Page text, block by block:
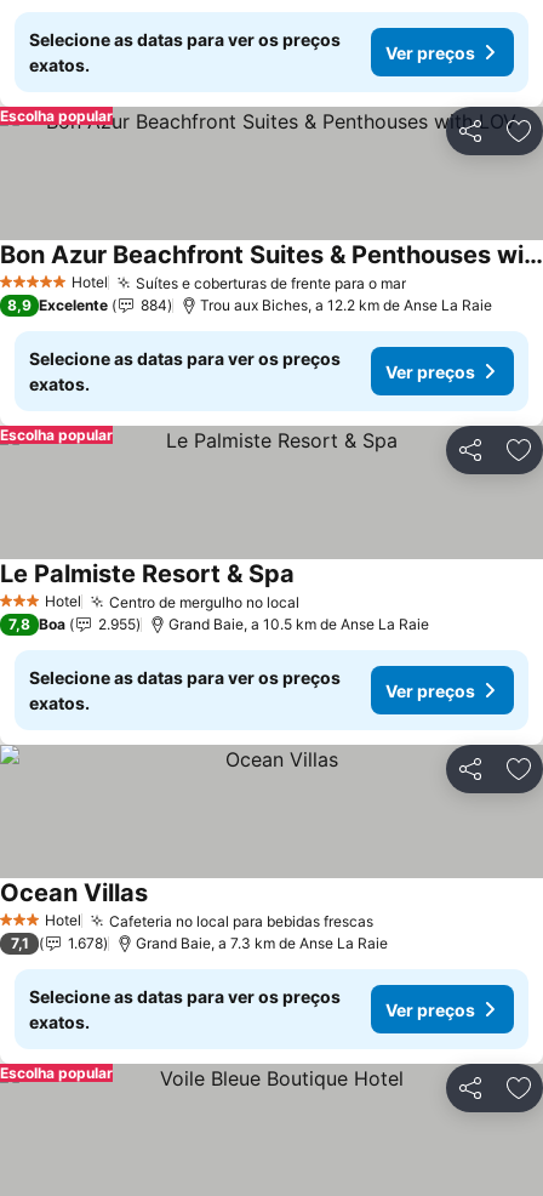
Selecione as datas para ver os preços
exatos.
Ver preços
Partilhar
Escolha popular
5 Estrelas Hotel Suítes e coberturas de frente para o marVer preços
Bon Azur Beachfront Suites & Penthouses with LOV
Ver preços
8,9 Excelente 884 Trou aux Biches, a 12.2 km de Anse La Raie
Selecione as datas para ver os preços
exatos.
Ver preços
Partilhar
Escolha popular
3 EstrelasHotel Centro de mergulho no local
Le Palmiste Resort & Spa
7,8 Boa 2.955 Grand Baie, a 10.5 km de Anse La Raie
Selecione as datas para ver os preços
exatos.
Ver preços
Partilhar
3 EstrelasHotel Cafeteria no local para bebidas frescasVer preços
Ocean VillasVer preços
7,1 1.678 Grand Baie, a 7.3 km de Anse La Raie
Selecione as datas para ver os preços
exatos.
Ver preços
Partilhar
Escolha popular